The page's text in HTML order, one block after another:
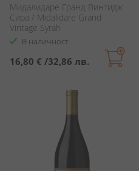
Мидалидаре Гранд Винтидж
Сира / Midalidare Grand
Vintage Syrah
В наличност
16,80 € /32,86 лв.